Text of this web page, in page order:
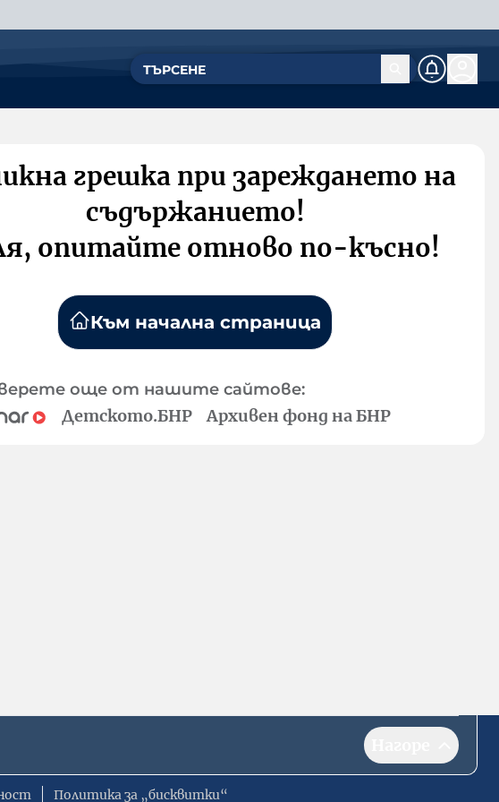
грешка при зареждането на
съдържанието!
опитайте отново по-късно!
Към начална страница
още от нашите сайтове:
Детското.БНР Архивен фонд на БНР
Политика за „бисквитки“